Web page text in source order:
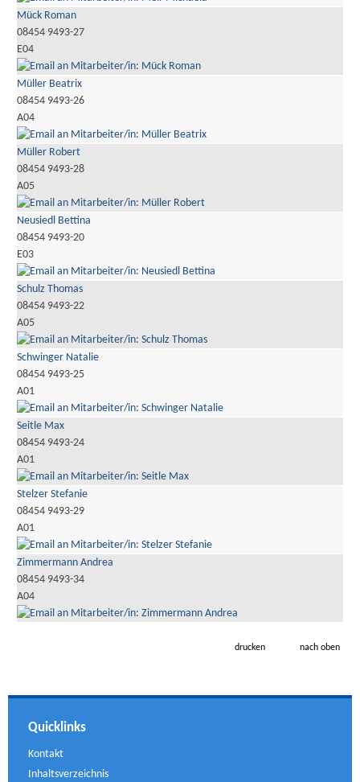
Mück Roman
08454 9493-27
E04
Müller Beatrix
08454 9493-26
A04
Müller Robert
08454 9493-28
A05
Neusiedl Bettina
08454 9493-20
E03
Schulz Thomas
08454 9493-22
A05
Schwinger Natalie
08454 9493-25
A01
Seitle Max
08454 9493-24
A01
Stelzer Stefanie
08454 9493-29
A01
Zimmermann Andrea
08454 9493-34
A04
drucken nach oben
Quicklinks
Kontakt
Inhaltsverzeichnis